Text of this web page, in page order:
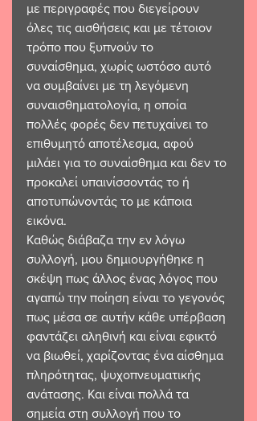
με περιγραφές που διεγείρουν
όλες τις αισθήσεις και με τέτοιον
τρόπο που ξυπνούν το
συναίσθημα, χωρίς ωστόσο αυτό
να συμβαίνει με τη λεγόμενη
συναισθηματολογία, η οποία
πολλές φορές δεν πετυχαίνει το
επιθυμητό αποτέλεσμα, αφού
μιλάει για το συναίσθημα και δεν το
προκαλεί υπαινίσσοντάς το ή
αποτυπώνοντάς το με κάποια
εικόνα.
Καθώς διάβαζα την εν λόγω
συλλογή, μου δημιουργήθηκε η
σκέψη πως άλλος ένας λόγος που
αγαπώ την ποίηση είναι το γεγονός
πως μέσα σε αυτήν κάθε υπέρβαση
φαντάζει αληθινή και είναι εφικτό
να βιωθεί, χαρίζοντας ένα αίσθημα
πληρότητας, ψυχοπνευματικής
ανάτασης. Και είναι πολλά τα
σημεία στη συλλογή που το